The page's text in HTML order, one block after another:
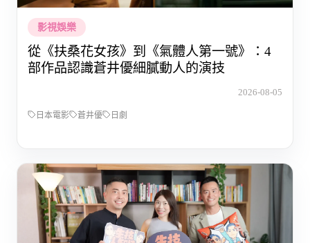
影視娛樂
從《扶桑花女孩》到《氣體人第一號》：4
部作品認識蒼井優細膩動人的演技
2026-08-05
日本電影 蒼井優 日劇